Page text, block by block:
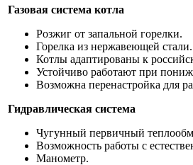
Газовая система котла
Розжиг от запальной горелки.
Горелка из нержавеющей стали.
Котлы адаптированы к
Устойчиво работают при
Возможна перенастройка для
Гидравлическая система
Чугунный первичный
Возможность работы с
Манометр.